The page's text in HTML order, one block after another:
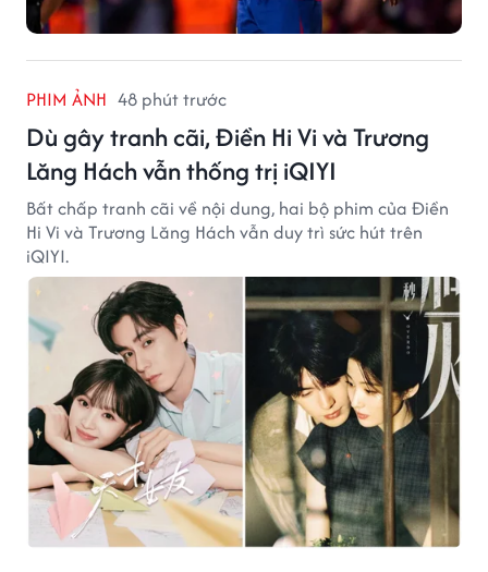
PHIM ẢNH 48 phút trước
Dù gây tranh cãi, Điền Hi Vi và Trương
Lăng Hách vẫn thống trị iQIYI
Bất chấp tranh cãi về nội dung, hai bộ phim của Điền
Hi Vi và Trương Lăng Hách vẫn duy trì sức hút trên
iQIYI.